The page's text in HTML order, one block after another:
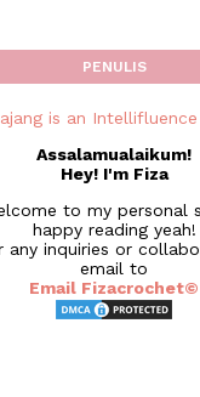
PENULIS
Assalamualaikum!
Hey! I'm Fiza
to my personal
happy reading yeah!
any inquiries or
email to
Email Fizacrochet©